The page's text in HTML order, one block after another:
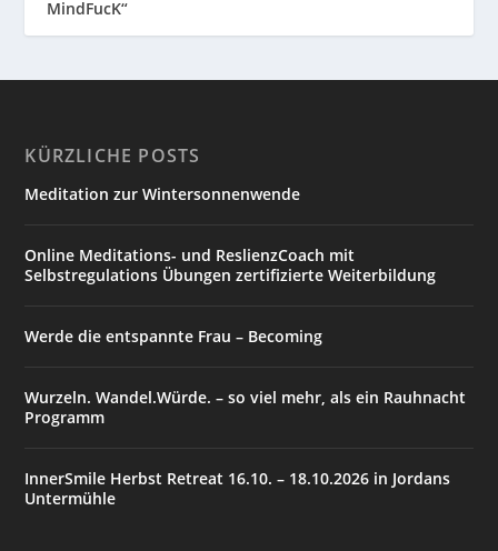
MindFucK“
KÜRZLICHE POSTS
Meditation zur Wintersonnenwende
Online Meditations- und ReslienzCoach mit
Selbstregulations Übungen zertifizierte Weiterbildung
Werde die entspannte Frau – Becoming
Wurzeln. Wandel.Würde. – so viel mehr, als ein Rauhnacht
Programm
InnerSmile Herbst Retreat 16.10. – 18.10.2026 in Jordans
Untermühle